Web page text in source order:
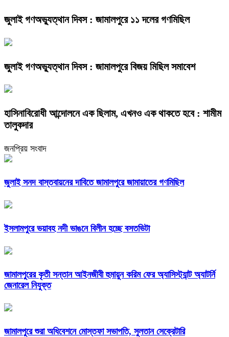
জুলাই গণঅভ্যুত্থান দিবস : জামালপুরে ১১ দলের গণমিছিল
জুলাই গণঅভ্যুত্থান দিবস : জামালপুরে বিজয় মিছিল সমাবেশ
হাসিনাবিরোধী আন্দোলনে এক ছিলাম, এখনও এক থাকতে হবে : শামীম
তালুকদার
জনপ্রিয় সংবাদ
জুলাই সনদ বাস্তবায়নের দাবিতে জামালপুরে জামায়াতের গণমিছিল
ইসলামপুরে ভয়াবহ নদী ভাঙনে বিলীন হচ্ছে বসতভিটা
জামালপুরের কৃতী সন্তান আইনজীবী হুমায়ুন করিম ফের অ্যাসিস্ট্যান্ট অ্যাটর্নি
জেনারেল নিযুক্ত
জামালপুরে শুরা অধিবেশনে মোস্তফা সভাপতি, সুলতান সেক্রেটারি